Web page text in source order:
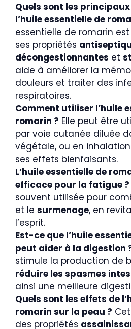
Quels sont les
l’huile essentielle de
essentielle de romarin
ses propriétés
décongestionnantes et
aide à améliorer la
douleurs et traiter des
respiratoires.
Comment utiliser l’huile
romarin ? Elle peut être
par voie cutanée diluée
végétale, ou en
ses effets bienfaisants.
L’huile essentielle de
efficace pour la fatigue ?
souvent utilisée pour
et le surmenage, en
l’esprit.
Est-ce que l’huile
peut aider à la digestion
stimule la production de
réduire les spasmes
ainsi une meilleure
Quels sont les effets de
romarin sur la peau ?
des propriétés